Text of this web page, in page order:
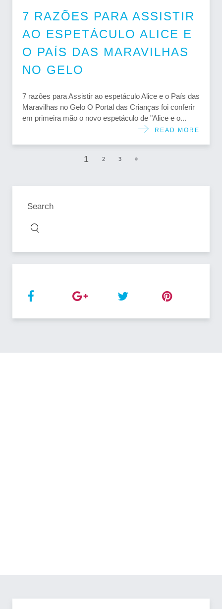
7 RAZÕES PARA ASSISTIR
AO ESPETÁCULO ALICE E
O PAÍS DAS MARAVILHAS
NO GELO
7 razões para Assistir ao espetáculo Alice e o País das
Maravilhas no Gelo O Portal das Crianças foi conferir
em primeira mão o novo espetáculo de "Alice e o...
READ MORE
1 2 3
Search